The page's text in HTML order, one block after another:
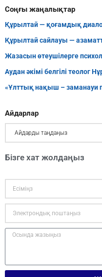
Соңғы жаңалықтар
Құрылтай — қоғамдық
Құрылтай сайлауы —
Жазасын өтеушілерге
Аудан әкімі белгілі теолог
«Ұлттық нақыш – заманауи
Айдарлар
Бізге хат жолдаңыз